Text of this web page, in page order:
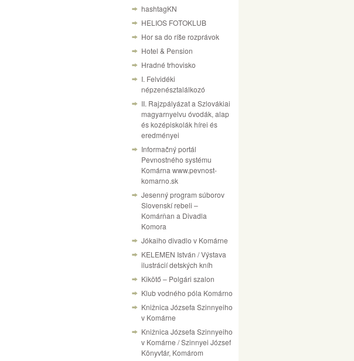
hashtagKN
HELIOS FOTOKLUB
Hor sa do ríše rozprávok
Hotel & Pension
Hradné trhovisko
I. Felvidéki
népzenésztalálkozó
II. Rajzpályázat a Szlovákiai
magyarnyelvu óvodák, alap
és kozépiskolák hírei és
eredményei
Informačný portál
Pevnostného systému
Komárna www.pevnost-
komarno.sk
Jesenný program súborov
Slovenskí rebeli –
Komárňan a Divadla
Komora
Jókaiho divadlo v Komárne
KELEMEN István / Výstava
ilustrácií detských kníh
Kikötő – Polgári szalon
Klub vodného póla Komárno
Knižnica Józsefa Szinnyeiho
v Komárne
Knižnica Józsefa Szinnyeiho
v Komárne / Szinnyei József
Könyvtár, Komárom